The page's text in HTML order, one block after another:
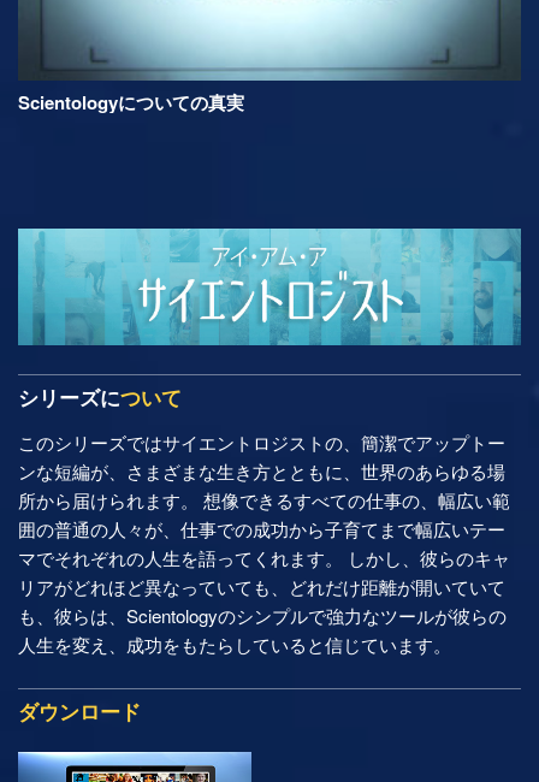
Scientologyについての真実
シリーズについて
このシリーズではサイエントロジストの、簡潔でアップトー
ンな短編が、さまざまな生き方とともに、世界のあらゆる場
所から届けられます。 想像できるすべての仕事の、幅広い範
囲の普通の人々が、仕事での成功から子育てまで幅広いテー
マでそれぞれの人生を語ってくれます。 しかし、彼らのキャ
リアがどれほど異なっていても、どれだけ距離が開いていて
も、彼らは、Scientologyのシンプルで強力なツールが彼らの
人生を変え、成功をもたらしていると信じています。
ダウンロード